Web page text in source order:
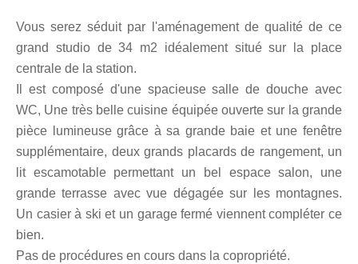
Vous serez séduit par l'aménagement de qualité de ce
grand studio de 34 m2 idéalement situé sur la place
centrale de la station.
Il est composé d'une spacieuse salle de douche avec
WC, Une très belle cuisine équipée ouverte sur la grande
pièce lumineuse grâce à sa grande baie et une fenêtre
supplémentaire, deux grands placards de rangement, un
lit escamotable permettant un bel espace salon, une
grande terrasse avec vue dégagée sur les montagnes.
Un casier à ski et un garage fermé viennent compléter ce
bien.
Pas de procédures en cours dans la copropriété.